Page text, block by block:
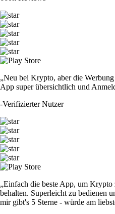
„Neu bei Krypto, aber die
App super übersichtlich und
-Verifizierter Nutzer
„Einfach die beste App, um
behalten. Superleicht zu bedienen
mir gibt's 5 Sterne - würde am